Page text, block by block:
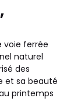
voie ferrée
naturel
des
et sa beauté
printemps